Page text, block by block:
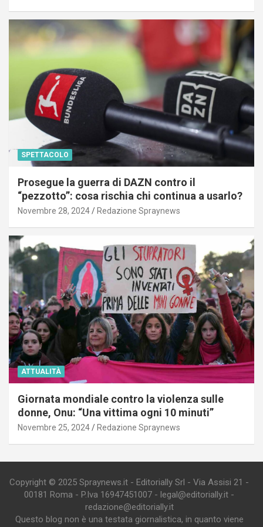
SPETTACOLO
Prosegue la guerra di DAZN contro il
“pezzotto”: cosa rischia chi continua a usarlo?
Novembre 28, 2024 Redazione Spraynews
ATTUALITÀ
Giornata mondiale contro la violenza sulle
donne, Onu: “Una vittima ogni 10 minuti”
Novembre 25, 2024 Redazione Spraynews
Copyright © 2025 Spraynews.it - Editorially Srl - Via Assisi 21 -
00181 Roma - P.Iva 16947451007 - legal@editorially.it -
redazione@editorially.it
Questo blog non è una testata giornalistica, in quanto viene